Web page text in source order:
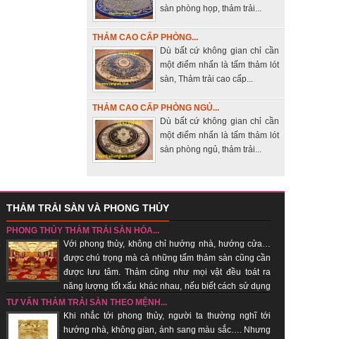
sàn phòng họp, thảm trải...
THẢM CAO CẤP PHÒNG...
Dù bất cứ không gian chỉ cần
một điểm nhấn là tấm thảm lót
sàn, Thảm trải cao cấp...
THẢM CAO CẤP PHÒNG NGỦ...
Dù bất cứ không gian chỉ cần
một điểm nhấn là tấm thảm lót
sàn phòng ngủ, thảm trải...
THẢM TRẢI SÀN VÀ PHONG THỦY
PHONG THỦY THẢM TRẢI SÀN HÓA...
Với phong thủy, không chỉ hướng nhà, hướng cửa…
được chú trọng mà cả những tấm thảm sàn cũng cần
được lưu tâm. Thảm cũng như mọi vật đều toát ra
năng lượng tốt xấu khác nhau, nếu biết cách sử dụng
sẽ tụ khí tốt, xua khí xấu....
TƯ VẤN THẢM TRẢI SÀN THEO MỆNH...
Khi nhắc tới phong thủy, người ta thường nghĩ tới
hướng nhà, không gian, ánh sang màu sắc…. Nhưng